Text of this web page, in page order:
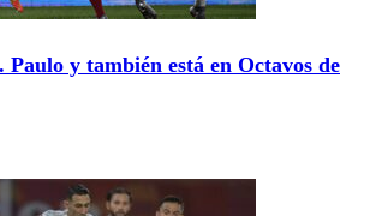
Paulo y también está en Octavos de